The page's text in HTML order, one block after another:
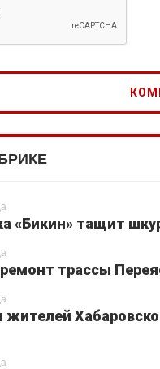
«Бикин» тащит
трассы
жителей